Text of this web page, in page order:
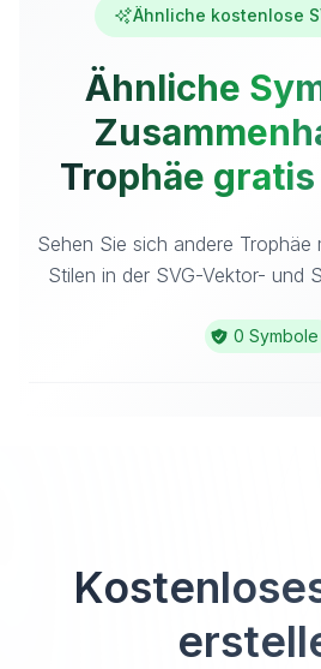
Ähnliche kostenlose
Ähnliche
Trophäe
Sehen Sie sich andere Trophäe
Stilen in der SVG-Vektor- und
0 Symbole